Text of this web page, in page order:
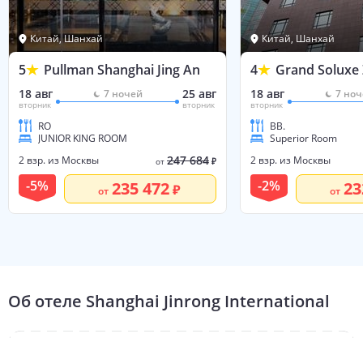
Китай, Шанхай
5 Pullman Shanghai Jing An
18 авг
вторник
7 ночей 25 авг
вторник
RO
JUNIOR KING ROOM
2 взр. из Москвы
от 247 684 ₽
-5% от 235 472
Китай, Шанхай
4
18 авг
вторник
7
BB.
Superior Room
2 взр. из Москвы
-2% от
Об отеле Shanghai Jinrong International